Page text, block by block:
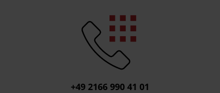
+49 2166 990 41 01